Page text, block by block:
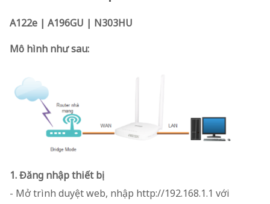
A122e | A196GU | N303HU
Mô hình như sau:
1. Đăng nhập thiết bị
- Mở trình duyệt web, nhập http://192.168.1.1 với